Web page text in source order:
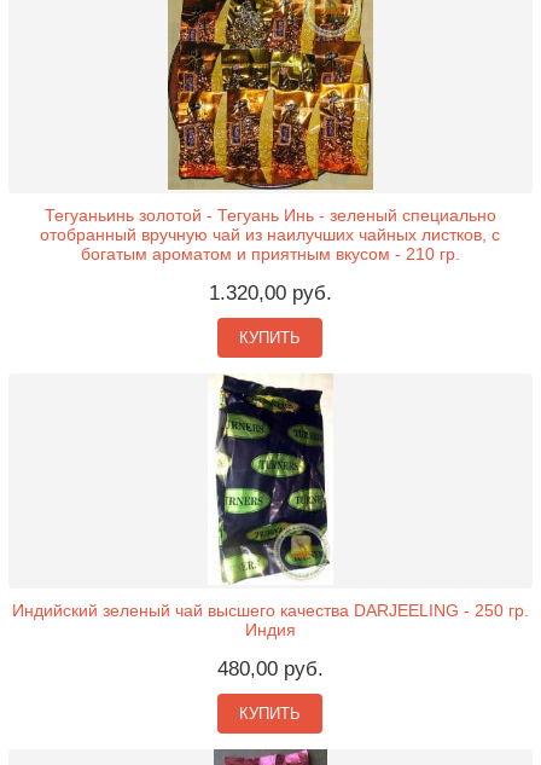
Тегуаньинь золотой - Тегуань Инь - зеленый специально
отобранный вручную чай из наилучших чайных листков, с
богатым ароматом и приятным вкусом - 210 гр.
1.320,00 руб.
КУПИТЬ
Индийский зеленый чай высшего качества DARJEELING - 250 гр.
Индия
480,00 руб.
КУПИТЬ